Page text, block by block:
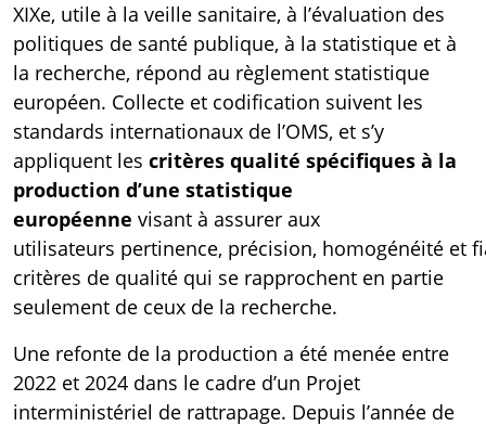
XIXe, utile à la veille sanitaire, à l’évaluation des
politiques de santé publique, à la statistique et à
la recherche, répond au règlement statistique
européen. Collecte et codification suivent les
standards internationaux de l’OMS, et s’y
appliquent les critères qualité spécifiques à la
production d’une statistique
européenne visant à assurer aux
utilisateurs pertinence, précision, homogénéité et
critères de qualité qui se rapprochent en partie
seulement de ceux de la recherche.
Une refonte de la production a été menée entre
2022 et 2024 dans le cadre d’un Projet
interministériel de rattrapage. Depuis l’année de